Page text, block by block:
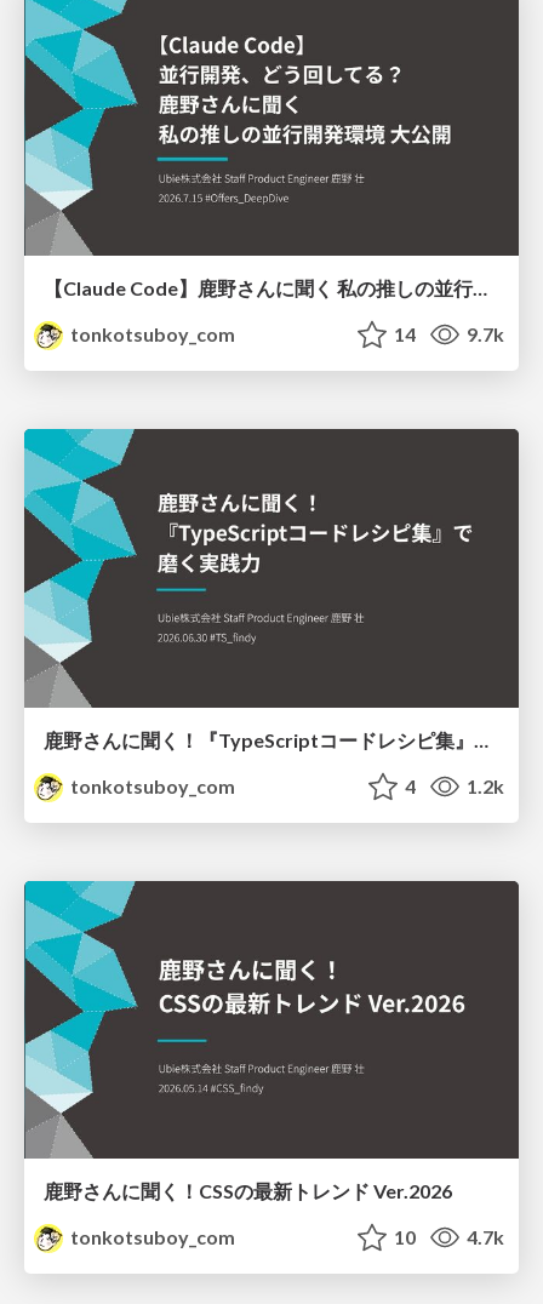
【Claude Code】鹿野さんに聞く 私の推しの並行開発環境 大公開 / claude-code-parallel-2026-07-15
tonkotsuboy_com
14 9.7k
tonkotsuboy_com
4 1.2k
鹿野さんに聞く！CSSの最新トレンド Ver.2026
tonkotsuboy_com
10 4.7k